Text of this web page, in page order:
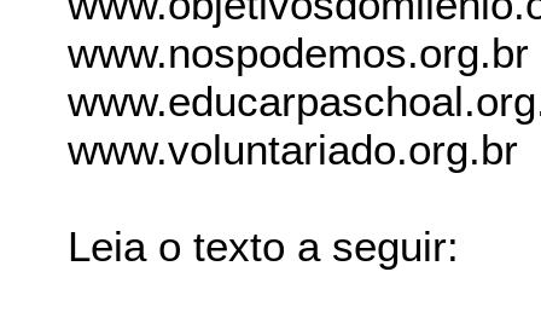
www.nospodemos.org.br
www.voluntariado.org.br
Leia o texto a seguir: